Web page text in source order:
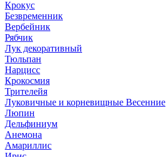
Крокус
Безвременник
Вербейник
Рябчик
Лук декоративный
Тюльпан
Нарцисс
Крокосмия
Трителейя
Луковичные и корневищные Весенние
Люпин
Дельфиниум
Анемона
Амариллис